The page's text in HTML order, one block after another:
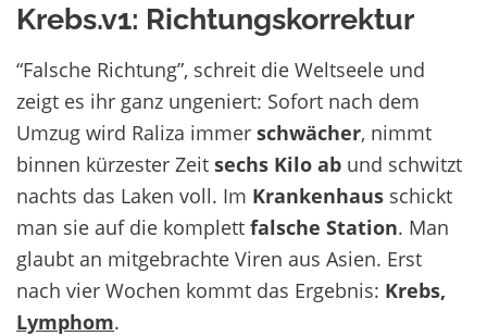
Krebs.v1: Richtungskorrektur
“Falsche Richtung”, schreit die Weltseele und
zeigt es ihr ganz ungeniert: Sofort nach dem
Umzug wird Raliza immer schwächer, nimmt
binnen kürzester Zeit sechs Kilo ab und schwitzt
nachts das Laken voll. Im Krankenhaus schickt
man sie auf die komplett falsche Station. Man
glaubt an mitgebrachte Viren aus Asien. Erst
nach vier Wochen kommt das Ergebnis: Krebs,
Lymphom.